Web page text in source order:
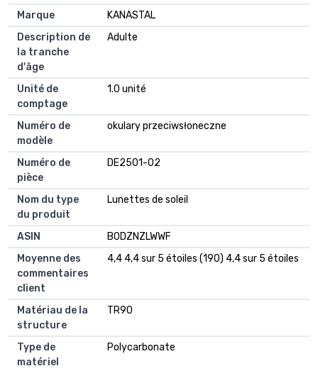
Marque
KANASTAL
Description de
la tranche
d'âge
Adulte
Unité de
comptage
1.0 unité
Numéro de
modèle
okulary przeciwsłoneczne
Numéro de
pièce
DE2501-02
Nom du type
du produit
Lunettes de soleil
ASIN
B0DZNZLWWF
Moyenne des
commentaires
client
4,4 4,4 sur 5 étoiles (190) 4,4 sur 5 étoiles
Matériau de la
structure
TR90
Type de
matériel
Polycarbonate